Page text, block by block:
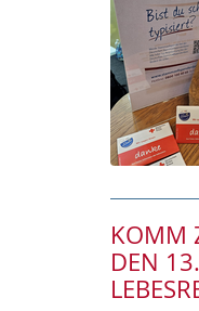
KOMM
DEN